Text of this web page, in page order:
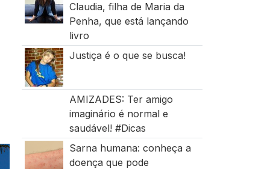
Claudia, filha de Maria da
Penha, que está lançando
livro
Justiça é o que se busca!
AMIZADES: Ter amigo
imaginário é normal e
saudável! #Dicas
Sarna humana: conheça a
doença que pode